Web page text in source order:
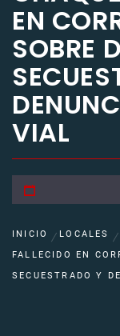
EN
SOBRE
VIAL
INICIO LOCALES
FALLECIDO EN
SECUESTRADO Y